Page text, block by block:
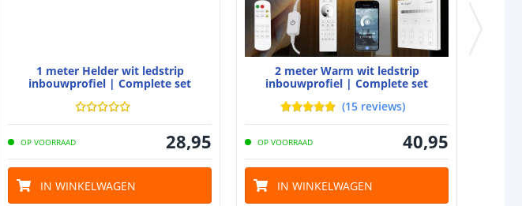
5.5x2.1 DC stekker type vrouw
-
1 meter Helder wit ledstrip
inbouwprofiel | Complete set
OP VOORRAAD 28,95
IN WINKELWAGEN
2 meter Warm wit ledstrip
inbouwprofiel | Complete set
(15 reviews)
OP VOORRAAD 40,95
IN WINKELWAGEN